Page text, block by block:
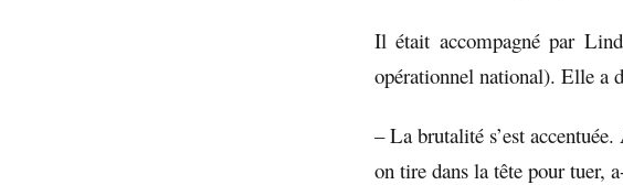
Il était accompagné par
opérationnel national). Elle a
– La brutalité s’est
on tire dans la tête pour tuer,